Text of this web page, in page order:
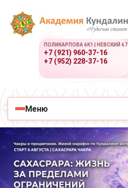
ПОЛИКАРПОВА 6К1 | НЕВСКИЙ 67
+7 (921) 960-37-16
+7 (952) 228-37-16
Меню